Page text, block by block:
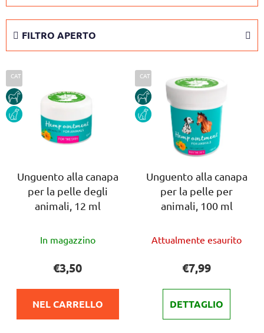
d
m
e
n
t
FILTRO APERTO
E
l
e
n
CAT
HORSE
DOG
Unguento alla canapa
per la pelle degli
animali, 12 ml
valutazione
del
prodotto
è
In magazzino
€3,50
NEL CARRELLO
CAT
HORSE
DOG
Unguento alla canapa
per la pelle per
animali, 100 ml
valutazione
del
prodotto
è
Attualmente esaurito
€7,99
DETTAGLIO